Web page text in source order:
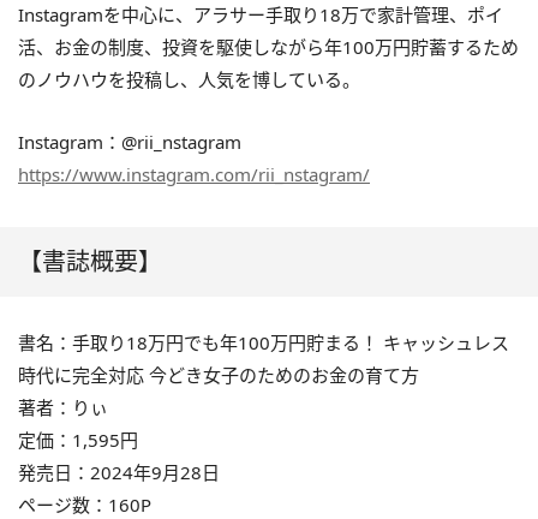
Instagramを中心に、アラサー手取り18万で家計管理、ポイ
活、お金の制度、投資を駆使しながら年100万円貯蓄するため
のノウハウを投稿し、人気を博している。
Instagram：@rii_nstagram
https://www.instagram.com/rii_nstagram/
【書誌概要】
書名：手取り18万円でも年100万円貯まる！ キャッシュレス
時代に完全対応 今どき女子のためのお金の育て方
著者：りぃ
定価：1,595円
発売日：2024年9月28日
ページ数：160P